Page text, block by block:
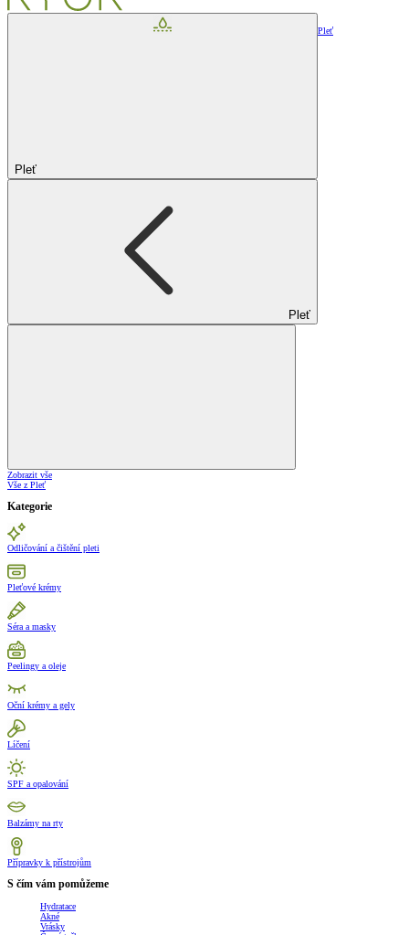
Pleť
Pleť
Pleť
Zobrazit vše
Vše z Pleť
Kategorie
Odličování a čištění pleti
Pleťové krémy
Séra a masky
Peelingy a oleje
Oční krémy a gely
Líčení
SPF a opalování
Balzámy na rty
Přípravky k přístrojům
S čím vám pomůžeme
Hydratace
Akné
Vrásky